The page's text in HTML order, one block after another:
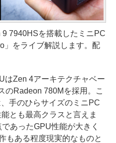
7940HSを搭載したミニPC
」をライブ解説します。配
Zen 4アーキテクチャベー
のRadeon 780Mを採用。こ
手のひらサイズのミニPC
とも最高クラスと言えま
あったGPU性能が大きく
もある程度現実的なものと